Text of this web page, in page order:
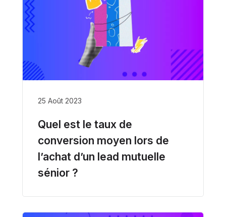
25 Août 2023
Quel est le taux de
conversion moyen lors de
l’achat d’un lead mutuelle
sénior ?